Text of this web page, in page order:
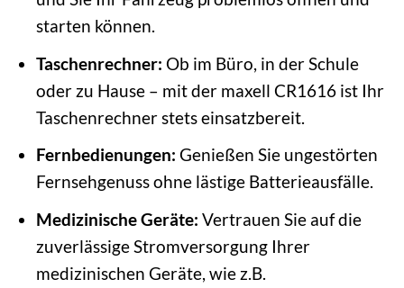
starten können.
Taschenrechner: Ob im Büro, in der Schule
oder zu Hause – mit der maxell CR1616 ist Ihr
Taschenrechner stets einsatzbereit.
Fernbedienungen: Genießen Sie ungestörten
Fernsehgenuss ohne lästige Batterieausfälle.
Medizinische Geräte: Vertrauen Sie auf die
zuverlässige Stromversorgung Ihrer
medizinischen Geräte, wie z.B.